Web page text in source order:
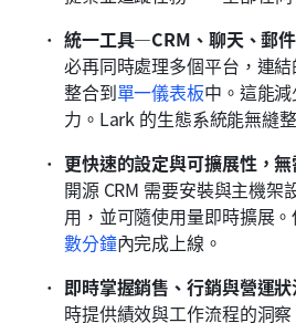
統一工具—CRM、聊天、郵
必再同時處理多個平台，連
整合到單一儀表板中。這能
力。Lark 的生態系統能無縫
更快速的設定與可擴展性，
開源 CRM 需要安裝與主機架
用，並可隨使用量即時擴展
數分鐘內完成上線。
即時掌握銷售、行銷與營運狀
時提供績效與工作流程的洞